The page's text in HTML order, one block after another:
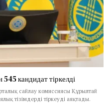
кандидат тіркелді
сайлау комиссиясы Құрылтай
тізімдерді тіркеуді аяқтады.